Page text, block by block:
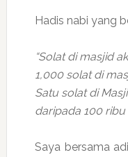
Hadis nabi yang
“Solat di masjid
1,000 solat di
Satu solat di
daripada 100
Saya bersama